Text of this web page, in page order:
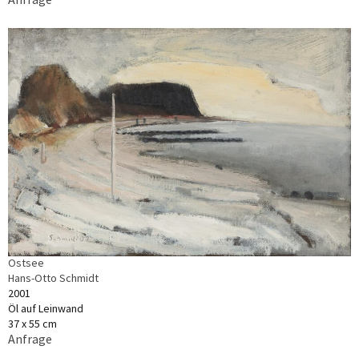
Ostsee
Hans-Otto Schmidt
2001
Öl auf Leinwand
37 x 55 cm
Anfrage